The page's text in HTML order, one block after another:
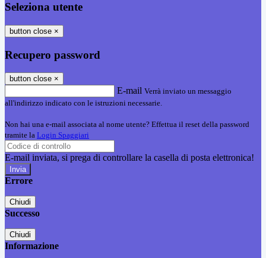
Seleziona utente
button close ×
Recupero password
button close ×
E-mail Verrà inviato un messaggio
all'indirizzo indicato con le istruzioni necessarie.
Non hai una e-mail associata al nome utente? Effettua il reset della password
tramite la Login Spaggiari
E-mail inviata, si prega di controllare la casella di posta elettronica!
Errore
Chiudi
Successo
Chiudi
Informazione